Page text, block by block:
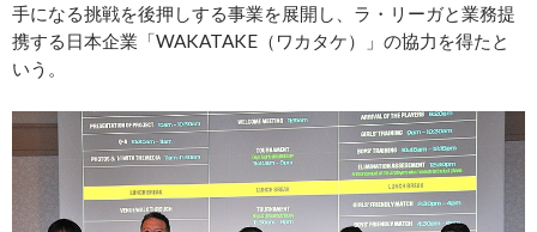
手になる挑戦を後押しする事業を展開し、ラ・リーガと業務提
携する日本企業「WAKATAKE（ワカタケ）」の協力を得たと
いう。